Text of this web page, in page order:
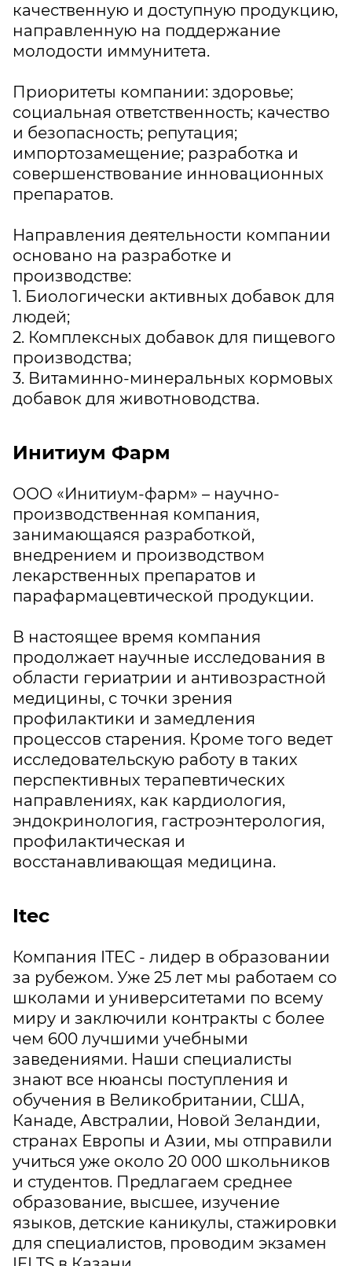
качественную и доступную продукцию,
направленную на поддержание
молодости иммунитета.
Приоритеты компании: здоровье;
социальная ответственность; качество
и безопасность; репутация;
импортозамещение; разработка и
совершенствование инновационных
препаратов.
Направления деятельности компании
основано на разработке и
производстве:
1. Биологически активных добавок для
людей;
2. Комплексных добавок для пищевого
производства;
3. Витаминно-минеральных кормовых
добавок для животноводства.
Инитиум Фарм
ООО «Инитиум-фарм» – научно-
производственная компания,
занимающаяся разработкой,
внедрением и производством
лекарственных препаратов и
парафармацевтической продукции.
В настоящее время компания
продолжает научные исследования в
области гериатрии и антивозрастной
медицины, с точки зрения
профилактики и замедления
процессов старения. Кроме того ведет
исследовательскую работу в таких
перспективных терапевтических
направлениях, как кардиология,
эндокринология, гастроэнтерология,
профилактическая и
восстанавливающая медицина.
Itec
Компания ITEC - лидер в образовании
за рубежом. Уже 25 лет мы работаем со
школами и университетами по всему
миру и заключили контракты с более
чем 600 лучшими учебными
заведениями. Наши специалисты
знают все нюансы поступления и
обучения в Великобритании, США,
Канаде, Австралии, Новой Зеландии,
странах Европы и Азии, мы отправили
учиться уже около 20 000 школьников
и студентов. Предлагаем среднее
образование, высшее, изучение
языков, детские каникулы, стажировки
для специалистов, проводим экзамен